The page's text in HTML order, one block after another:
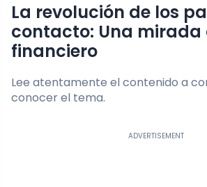
La revolución de los pagos sin
contacto: Una
financiero
Lee atentamente el contenido a
conocer el tema.
ADVERTISEMENT